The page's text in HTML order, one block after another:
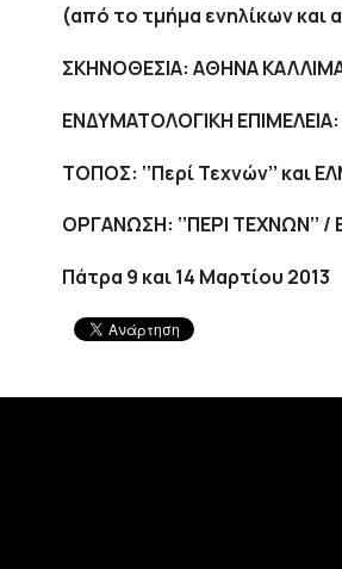
(από το τμήμα ενηλίκων και
ΣΚΗΝΟΘΕΣΙΑ: ΑΘΗΝΑ
ΕΝΔΥΜΑΤΟΛΟΓΙΚΗ
ΤΟΠΟΣ: ‘’Περί Τεχνών’’ και
ΟΡΓΑΝΩΣΗ: ‘’ΠΕΡΙ ΤΕΧΝΩΝ’’
Πάτρα 9 και 14 Μαρτίου 2013